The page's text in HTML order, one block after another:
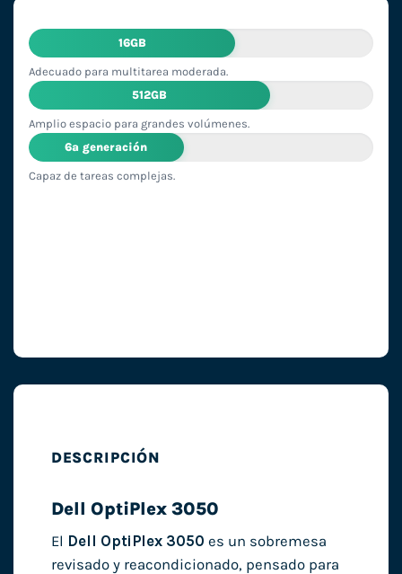
16GB
Adecuado para multitarea moderada.
512GB
Amplio espacio para grandes volúmenes.
6ª generación
Capaz de tareas complejas.
DESCRIPCIÓN
Dell OptiPlex 3050
El Dell OptiPlex 3050 es un sobremesa
revisado y reacondicionado, pensado para